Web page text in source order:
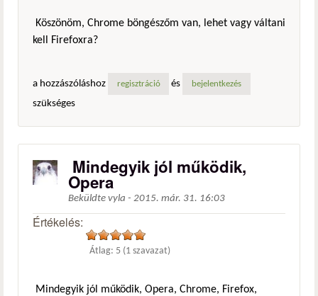
Köszönöm, Chrome böngészőm van, lehet vagy váltani
kell Firefoxra?
a hozzászóláshoz regisztráció és bejelentkezés
szükséges
Mindegyik jól működik,
Opera
Beküldte vyla - 2015. már. 31. 16:03
Értékelés:
Átlag: 5 (1 szavazat)
Mindegyik jól működik, Opera, Chrome, Firefox,